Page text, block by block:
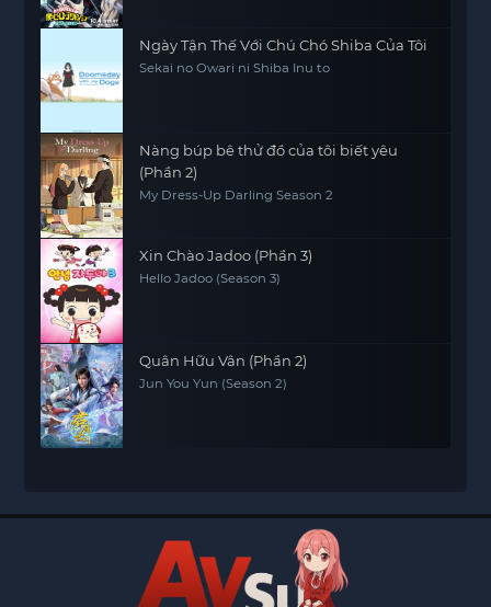
Ngày Tận Thế Với Chú Chó Shiba Của Tôi
Sekai no Owari ni Shiba Inu to
Nàng búp bê thử đồ của tôi biết yêu
(Phần 2)
My Dress-Up Darling Season 2
Xin Chào Jadoo (Phần 3)
Hello Jadoo (Season 3)
Quân Hữu Vân (Phần 2)
Jun You Yun (Season 2)